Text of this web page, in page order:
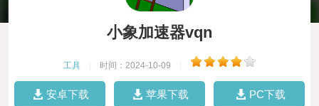
小象加速器vqn
工具 时间：2024-10-09
安卓下载 苹果下载 PC下载